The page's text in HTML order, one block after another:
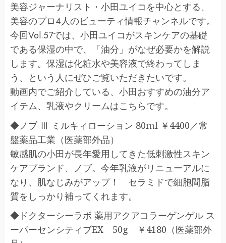
美容ジャーナリスト・小田ユイコを中心とする、
美容のプロ4人のビューティ情報チャンネルです。
今回Vol.57では、小田ユイコがスキンケアの基礎
である保湿の中で、「油分」がなぜ必要かを解説
します。保湿は化粧水や美容液で終わってしま
う、という人にぜひご覧いただきたいです。
動画内でご紹介している、小田おすすめの油分ア
イテム、乳液やクリームはこちらです。
◆ノブ Ⅲ ミルキィローション 80ml ￥4400／常
盤薬品工業（医薬部外品）
敏感肌の小田が長年愛用してきた低刺激性スキン
ケアブランド、ノブ。今年乳液がリニューアルに
なり、肌なじみがアップ！ セラミドで細胞間脂
質をしっかり補ってくれます。
◆ドクターシーラボ 薬用アクアコラーゲンゲル ス
ーパーセンシティブEX 50g ￥4180（医薬部外